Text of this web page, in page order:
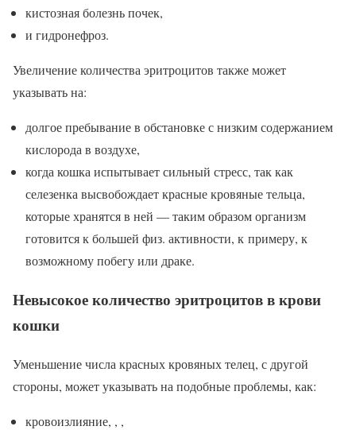
кистозная болезнь почек,
и гидронефроз.
Увеличение количества эритроцитов также может
указывать на:
долгое пребывание в обстановке с низким содержанием
кислорода в воздухе,
когда кошка испытывает сильный стресс, так как
селезенка высвобождает красные кровяные тельца,
которые хранятся в ней — таким образом организм
готовится к большей физ. активности, к примеру, к
возможному побегу или драке.
Невысокое количество эритроцитов в крови
кошки
Уменьшение числа красных кровяных телец, с другой
стороны, может указывать на подобные проблемы, как:
кровоизлияние, , ,